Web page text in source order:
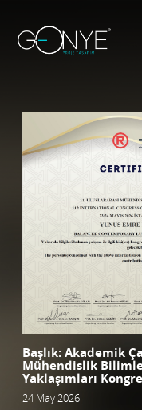
Başlık: Akademik
Mühendislik
Yaklaşımları
24 May 2026